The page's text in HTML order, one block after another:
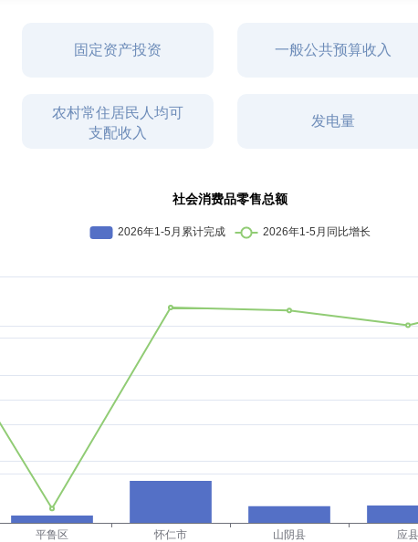
固定资产投资 一般公共预算收入
农村常住居民人均可
支配收入
发电量
地区生产总值
规模以上工业增加值
固定资产投资
一般公共预算收入
社会消费品零售总额